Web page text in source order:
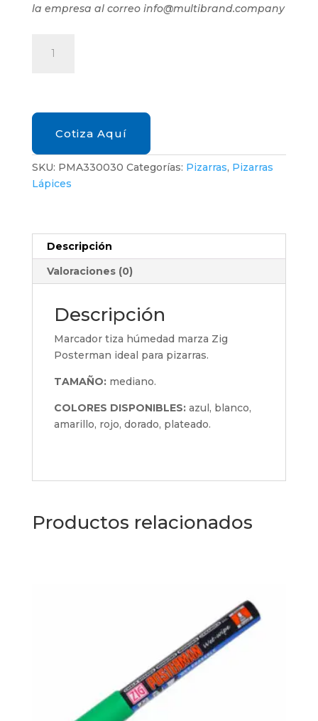
la empresa al correo info@multibrand.company
cantidadCotiza Aquí
SKU: PMA330030 Categorías: Pizarras, Pizarras
Lápices
Descripción
Valoraciones (0)
Descripción
Marcador tiza húmedad marza Zig
Posterman ideal para pizarras.
TAMAÑO: mediano.
COLORES DISPONIBLES:azul, blanco,
amarillo, rojo, dorado, plateado.
Productos relacionados